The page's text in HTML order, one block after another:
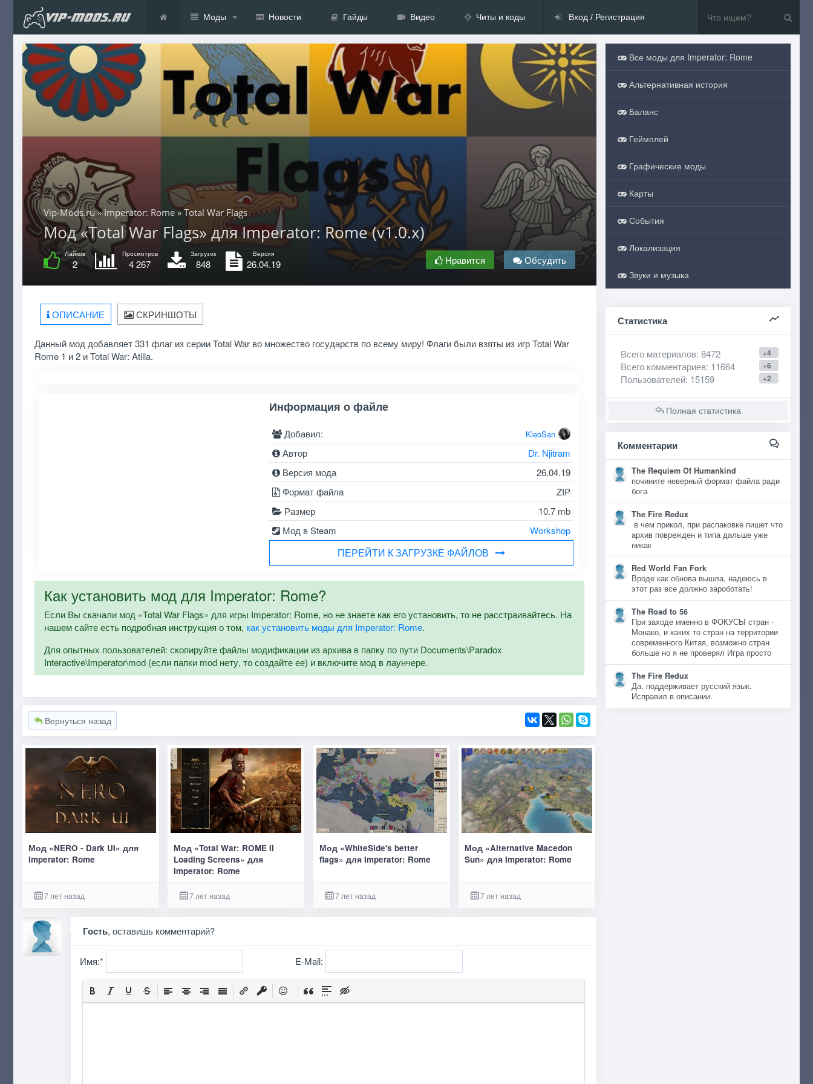
Моды Новости Гайды Видео Читы и коды Вход / Регистрация
Vip-Mods.ru» Imperator: Rome» Total War Flags
Мод «Total War Flags» для Imperator: Rome (v1.0.x)
Лайков
2
Просмотров
4 267
Загрузок
848
Версия
26.04.19 Нравится Обсудить
ОПИСАНИЕ СКРИНШОТЫ
Данный мод добавляет 331 флаг из серии Total War во множество государств по всему миру! Флаги были взяты из игр Total War
Rome 1 и 2 и Total War: Atilla.
Информация о файле
Добавил: KleoSan
Автор
Dr. Njitram
Версия мода
26.04.19
Формат файла
ZIP
Размер
10.7 mb
Мод в Steam
Workshop
ПЕРЕЙТИ К ЗАГРУЗКЕ ФАЙЛОВ
Как установить мод для Imperator: Rome?
Если Вы скачали мод «Total War Flags» для игры Imperator: Rome, но не знаете как его установить, то не расстраивайтесь. На
нашем сайте есть подробная инструкция о том, как установить моды для Imperator: Rome.
Для опытных пользователей: скопируйте файлы модификации из архива в папку по пути Documents\Paradox
Interactive\Imperator\mod (если папки mod нету, то создайте ее) и включите мод в лаунчере.
Вернуться назад
Мод «NERO - Dark UI» для
Imperator: Rome
7 лет назад
Мод «Total War: ROME II
Loading Screens» для
Imperator: Rome
7 лет назад
Мод «WhiteSide's better
flags» для Imperator: Rome
7 лет назад
Мод «Alternative Macedon
Sun» для Imperator: Rome
7 лет назад
Гость, оставишь комментарий?
Имя:* E-Mail:
Все моды для Imperator: Rome
Альтернативная история
Баланс
Геймплей
Графические моды
Карты
События
Локализация
Звуки и музыка
Статистика
+4
Всего материалов: 8472
+6
Всего комментариев: 11664
+2
Пользователей: 15159
Полная статистика
Комментарии
The Requiem Of Humankind
почините неверный формат файла ради
бога
The Fire Redux
в чем прикол, при распаковке пишет что
архив поврежден и типа дальше уже
никак
Red World Fan Fork
Вроде как обнова вышла, надеюсь в
этот раз все должно зароботать!
The Road to 56
При заходе именно в ФОКУСЫ стран -
Монако, и каких то стран на территории
современного Китая, возможно стран
больше но я не проверял Игра просто
The Fire Redux
Да, поддерживает русский язык.
Исправил в описании.